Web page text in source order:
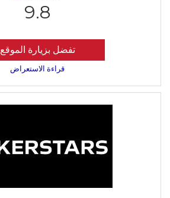
9.8
تفضل بزيارة الموقع
قراءة الاستعراض